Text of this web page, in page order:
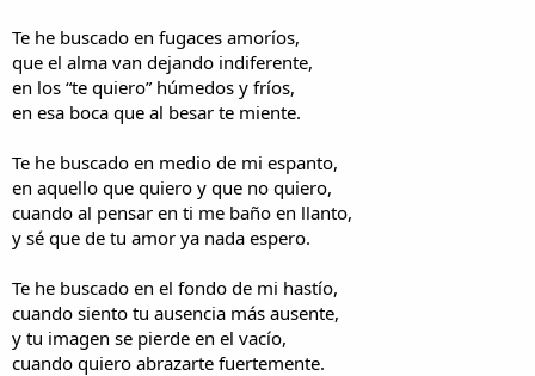
Te he buscado en fugaces amoríos,
que el alma van dejando indiferente,
en los “te quiero” húmedos y fríos,
en esa boca que al besar te miente.
Te he buscado en medio de mi espanto,
en aquello que quiero y que no quiero,
cuando al pensar en ti me baño en llanto,
y sé que de tu amor ya nada espero.
Te he buscado en el fondo de mi hastío,
cuando siento tu ausencia más ausente,
y tu imagen se pierde en el vacío,
cuando quiero abrazarte fuertemente.